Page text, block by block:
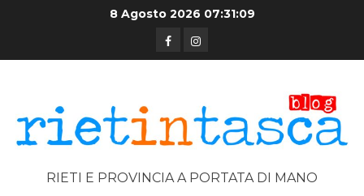
8 Agosto 202607:31:10
FacebookInstagram
RIETI E PROVINCIA A PORTATA DI MANO